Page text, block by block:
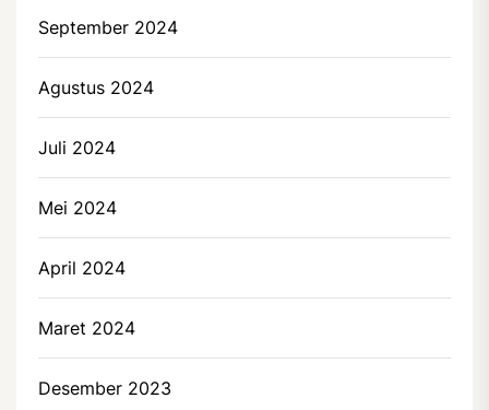
September 2024
Agustus 2024
Juli 2024
Mei 2024
April 2024
Maret 2024
Desember 2023